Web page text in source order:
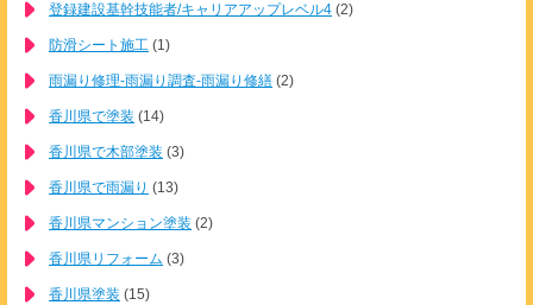
登録建設基幹技能者/キャリアアップレベル4 (2)
防滑シート施工 (1)
雨漏り修理-雨漏り調査-雨漏り修繕 (2)
香川県で塗装 (14)
香川県で木部塗装 (3)
香川県で雨漏り (13)
香川県マンション塗装 (2)
香川県リフォーム (3)
香川県塗装 (15)